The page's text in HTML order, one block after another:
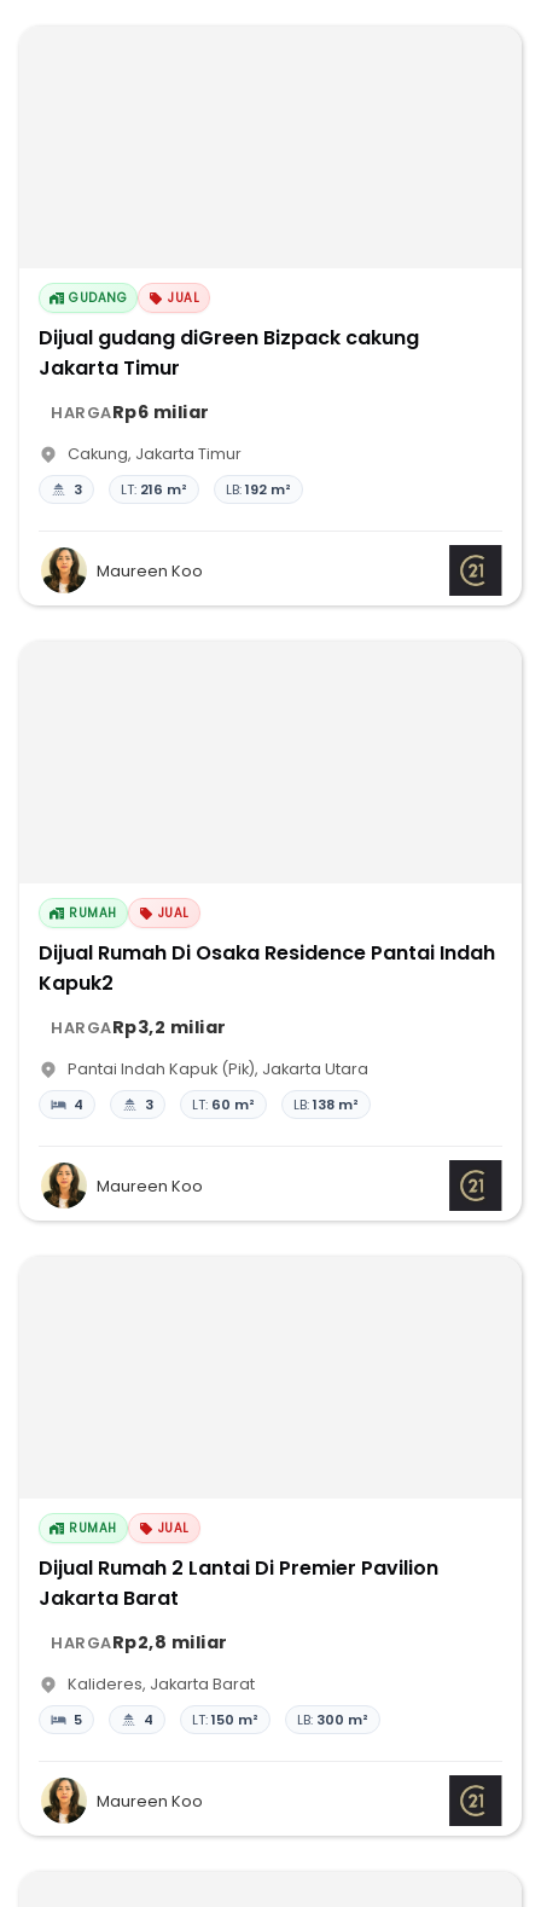
GUDANG JUAL
Dijual gudang diGreen Bizpack cakung
Jakarta Timur
HARGARp6 miliar
Cakung, Jakarta Timur
3 LT: 216 m² LB:192 m²
Maureen Koo
RUMAH JUAL
Dijual Rumah Di Osaka Residence Pantai Indah
Kapuk2
HARGARp3,2 miliar
Pantai Indah Kapuk (Pik), Jakarta Utara
4 3 LT: 60 m² LB:138 m²
Maureen Koo
RUMAH JUAL
Dijual Rumah 2 Lantai Di Premier Pavilion
Jakarta Barat
HARGARp2,8 miliar
Kalideres, Jakarta Barat
5 4 LT:150 m² LB: 300 m²
Maureen Koo